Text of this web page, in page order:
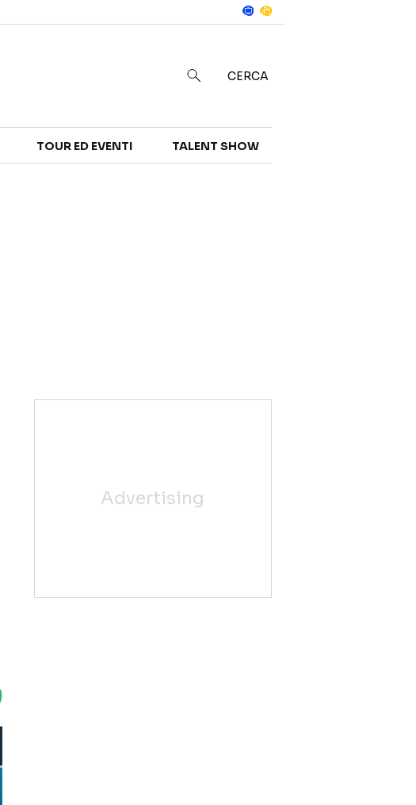
CERCA
TOUR ED EVENTI TALENT SHOW